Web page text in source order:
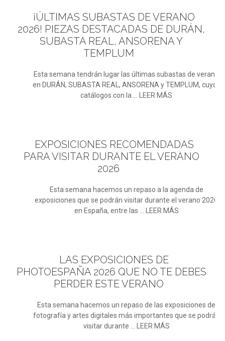
¡ÚLTIMAS SUBASTAS DE VERANO
2026! PIEZAS DESTACADAS DE DURÁN,
SUBASTA REAL, ANSORENA Y
TEMPLUM
Esta semana tendrán lugar las últimas subastas de verano
en DURÁN, SUBASTA REAL, ANSORENA y TEMPLUM, cuyos
catálogos con la ... LEER MÁS
EXPOSICIONES RECOMENDADAS
PARA VISITAR DURANTE EL VERANO
2026
Esta semana hacemos un repaso a la agenda de
exposiciones que se podrán visitar durante el verano 2026
en España, entre las ... LEER MÁS
LAS EXPOSICIONES DE
PHOTOESPAÑA 2026 QUE NO TE DEBES
PERDER ESTE VERANO
Esta semana hacemos un repaso de las exposiciones de
fotografía y artes digitales más importantes que se podrán
visitar durante ... LEER MÁS